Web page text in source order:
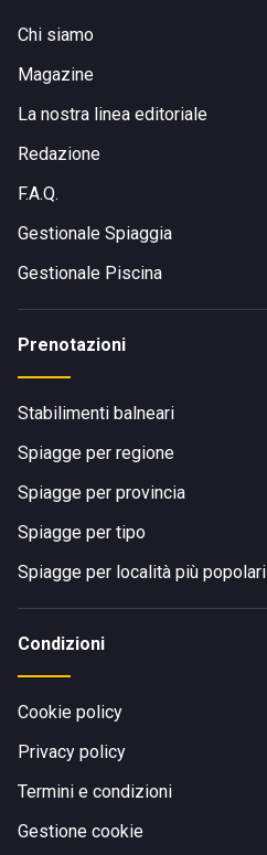
Chi siamo
Magazine
La nostra linea editoriale
Redazione
F.A.Q.
Gestionale Spiaggia
Gestionale Piscina
Prenotazioni
Stabilimenti balneari
Spiagge per regione
Spiagge per provincia
Spiagge per tipo
Spiagge per località più popolari
Condizioni
Cookie policy
Privacy policy
Termini e condizioni
Gestione cookie